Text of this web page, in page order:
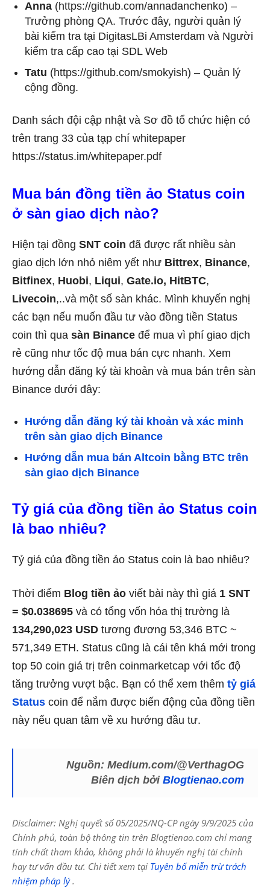
Anna (https://github.com/annadanchenko) –
Trưởng phòng QA. Trước đây, người quản lý
bài kiểm tra tại DigitasLBi Amsterdam và Người
kiểm tra cấp cao tại SDL Web
Tatu (https://github.com/smokyish) – Quản lý
cộng đồng.
Danh sách đội cập nhật và Sơ đồ tổ chức hiện có
trên trang 33 của tạp chí whitepaper
https://status.im/whitepaper.pdf
Mua bán đồng tiền ảo Status coin
ở sàn giao dịch nào?
Hiện tại đồng SNT coin đã được rất nhiều sàn
giao dịch lớn nhỏ niêm yết như Bittrex, Binance,
Bitfinex, Huobi, Liqui, Gate.io, HitBTC,
Livecoin,..và một số sàn khác. Mình khuyến nghị
các bạn nếu muốn đầu tư vào đồng tiền Status
coin thì qua sàn Binance để mua vì phí giao dịch
rẻ cũng như tốc độ mua bán cực nhanh. Xem
hướng dẫn đăng ký tài khoản và mua bán trên sàn
Binance dưới đây:
Hướng dẫn đăng ký tài khoản và xác minh
trên sàn giao dịch Binance
Hướng dẫn mua bán Altcoin bằng BTC trên
sàn giao dịch Binance
Tỷ giá của đồng tiền ảo Status coin
là bao nhiêu?
Tỷ giá của đồng tiền ảo Status coin là bao nhiêu?
Thời điểm Blog tiền ảo viết bài này thì giá 1 SNT
= $0.038695 và có tổng vốn hóa thị trường là
134,290,023 USD tương đương 53,346 BTC ~
571,349 ETH. Status cũng là cái tên khá mới trong
top 50 coin giá trị trên coinmarketcap với tốc độ
tăng trưởng vượt bậc. Bạn có thể xem thêm tỷ giá
Status coin để nắm được biến động của đồng tiền
này nếu quan tâm về xu hướng đầu tư.
Nguồn: Medium.com/@VerthagOG
Biên dịch bởi Blogtienao.com
Disclaimer: Nghị quyết số 05/2025/NQ-CP ngày 9/9/2025 của
Chính phủ, toàn bộ thông tin trên Blogtienao.com chỉ mang
tính chất tham khảo, không phải là khuyến nghị tài chính
hay tư vấn đầu tư. Chi tiết xem tại Tuyên bố miễn trừ trách
nhiệm pháp lý.